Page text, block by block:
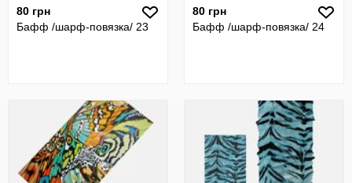
80 грн
Бафф /шарф-повязка/ 23
80 грн
Бафф /шарф-повязка/ 24